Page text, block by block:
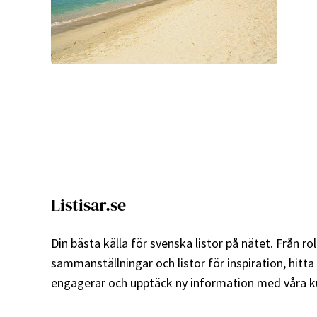
Listisar.se
Din bästa källa för svenska listor på nätet. Från
sammanställningar och listor för inspiration, hitta
engagerar och upptäck ny information med våra